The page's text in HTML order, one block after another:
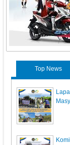
Top News